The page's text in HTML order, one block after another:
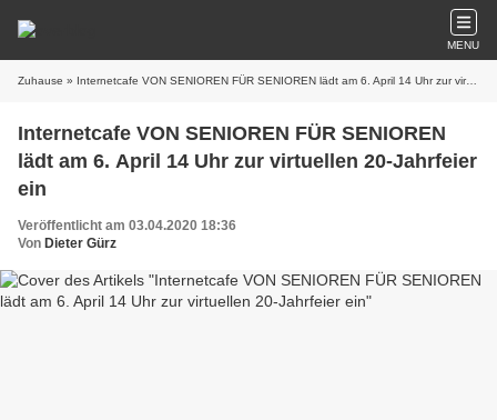
MENU
Zuhause » Internetcafe VON SENIOREN FÜR SENIOREN lädt am 6. April 14 Uhr zur virtuellen 20-Jahrfeier ein
Internetcafe VON SENIOREN FÜR SENIOREN
lädt am 6. April 14 Uhr zur virtuellen 20-Jahrfeier
ein
Veröffentlicht am 03.04.2020 18:36
Von Dieter Gürz